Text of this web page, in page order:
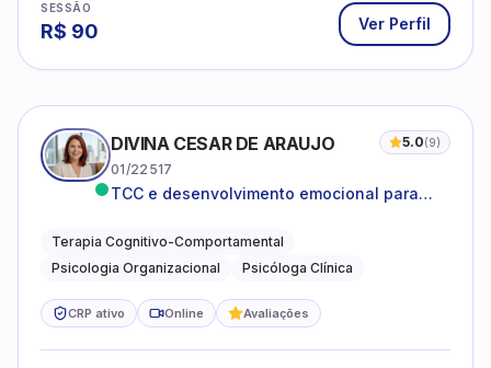
SESSÃO
R$ 90 Ver Perfil
DIVINA CESAR DE ARAUJO 5.0(9)
01/22517
TCC e desenvolvimento emocional para
Terapia Cognitivo-Comportamental
Psicologia Organizacional
Psicóloga Clínica
CRP ativo Online Avaliações